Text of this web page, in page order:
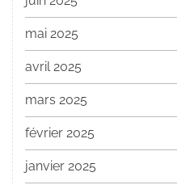
mai 2025
avril 2025
mars 2025
février 2025
janvier 2025